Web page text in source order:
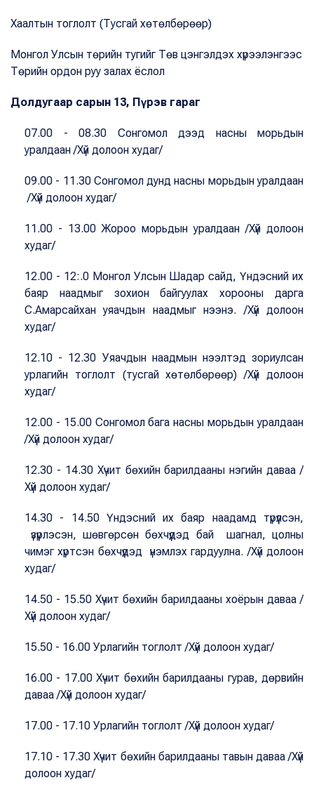
Хаалтын тоглолт (Тусгай хөтөлбөрөөр)
Монгол Улсын төрийн тугийг Төв цэнгэлдэх хүрээлэнгээс
Төрийн ордон руу залах ёслол
Долдугаар сарын 13, Пүрэв гараг
07.00 - 08.30 Сонгомол дээд насны морьдын
уралдаан /Хүй долоон худаг/
09.00 - 11.30 Сонгомол дунд насны морьдын уралдаан
/Хүй долоон худаг/
11.00 - 13.00 Жороо морьдын уралдаан /Хүй долоон
худаг/
12.00 - 12:.0 Монгол Улсын Шадар сайд, Үндэсний их
баяр наадмыг зохион байгуулах хорооны дарга
С.Амарсайхан уяачдын наадмыг нээнэ. /Хүй долоон
худаг/
12.10 - 12.30 Уяачдын наадмын нээлтэд зориулсан
урлагийн тоглолт (тусгай хөтөлбөрөөр) /Хүй долоон
худаг/
12.00 - 15.00 Сонгомол бага насны морьдын уралдаан
/Хүй долоон худаг/
12.30 - 14.30 Хүчит бөхийн барилдааны нэгийн даваа /
Хүй долоон худаг/
14.30 - 14.50 Үндэсний их баяр наадамд түрүүлсэн,
үзүүрлэсэн, шөвгөрсөн бөхчүүдэд бай шагнал, цолны
чимэг хүртсэн бөхчүүдэд үнэмлэх гардуулна. /Хүй долоон
худаг/
14.50 - 15.50 Хүчит бөхийн барилдааны хоёрын даваа /
Хүй долоон худаг/
15.50 - 16.00 Урлагийн тоглолт /Хүй долоон худаг/
16.00 - 17.00 Хүчит бөхийн барилдааны гурав, дөрвийн
даваа /Хүй долоон худаг/
17.00 - 17.10 Урлагийн тоглолт /Хүй долоон худаг/
17.10 - 17.30 Хүчит бөхийн барилдааны тавын даваа /Хүй
долоон худаг/